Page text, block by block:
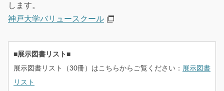
します。
神戸大学バリュースクール
■展示図書リスト■
展示図書リスト（30冊）はこちらからご覧ください： 展示図書
リスト